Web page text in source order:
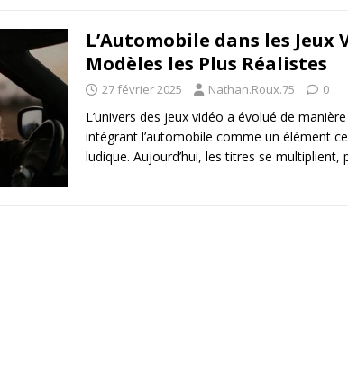
L’Automobile dans les Jeux
Modèles les Plus Réalistes
27 février 2025 Nathan.Roux.75 0
L’univers des jeux vidéo a évolué de
intégrant l’automobile comme un élément
ludique. Aujourd’hui, les titres se multiplient,